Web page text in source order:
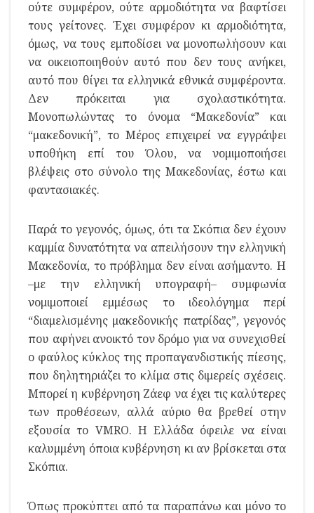
ούτε συμφέρον, ούτε αρμοδιότητα να βαφτίσει
τους γείτονες. Έχει συμφέρον κι αρμοδιότητα,
όμως, να τους εμποδίσει να μονοπωλήσουν και
να οικειοποιηθούν αυτό που δεν τους ανήκει,
αυτό που θίγει τα ελληνικά εθνικά συμφέροντα.
Δεν πρόκειται για σχολαστικότητα.
Μονοπωλώντας το όνομα “Μακεδονία” και
“μακεδονική”, το Μέρος επιχειρεί να εγγράψει
υποθήκη επί του Όλου, να νομιμοποιήσει
βλέψεις στο σύνολο της Μακεδονίας, έστω και
φαντασιακές.
Παρά το γεγονός, όμως, ότι τα Σκόπια δεν έχουν
καμμία δυνατότητα να απειλήσουν την ελληνική
Μακεδονία, το πρόβλημα δεν είναι ασήμαντο. Η
–με την ελληνική υπογραφή– συμφωνία
νομιμοποιεί εμμέσως το ιδεολόγημα περί
“διαμελισμένης μακεδονικής πατρίδας”, γεγονός
που αφήνει ανοικτό τον δρόμο για να συνεχισθεί
ο φαύλος κύκλος της προπαγανδιστικής πίεσης,
που δηλητηριάζει το κλίμα στις διμερείς σχέσεις.
Μπορεί η κυβέρνηση Ζάεφ να έχει τις καλύτερες
των προθέσεων, αλλά αύριο θα βρεθεί στην
εξουσία το VMRO. Η Ελλάδα όφειλε να είναι
καλυμμένη όποια κυβέρνηση κι αν βρίσκεται στα
Σκόπια.
Όπως προκύπτει από τα παραπάνω και μόνο το